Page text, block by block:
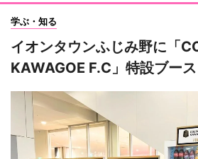
学ぶ・知る
イオンタウンふじみ野に「
KAWAGOE F.C」特設ブース